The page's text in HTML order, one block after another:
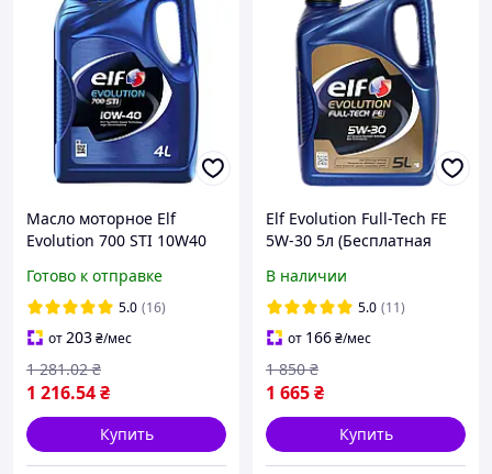
Масло моторное Elf
Evolution 700 STI 10W40
Готово к отправке
5.0 (16)
от203₴/мес
1 216.54₴
1 281.02 ₴
Купить
Elf Evolution Full-Tech FE
5W-30 5л (Бесплатная
В наличии
5.0 (11)
от 166₴/мес
1 665₴
1 850 ₴
Купить